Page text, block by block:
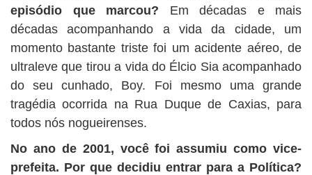
episódio que marcou? Em décadas e mais
décadas acompanhando a vida da cidade, um
momento bastante triste foi um acidente aéreo, de
ultraleve que tirou a vida do Élcio Sia acompanhado
do seu cunhado, Boy. Foi mesmo uma grande
tragédia ocorrida na Rua Duque de Caxias, para
todos nós nogueirenses.
No ano de 2001, você foi assumiu como vice-
prefeita. Por que decidiu entrar para a Política?